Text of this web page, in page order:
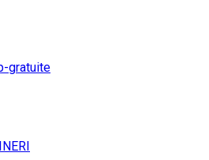
gratuite